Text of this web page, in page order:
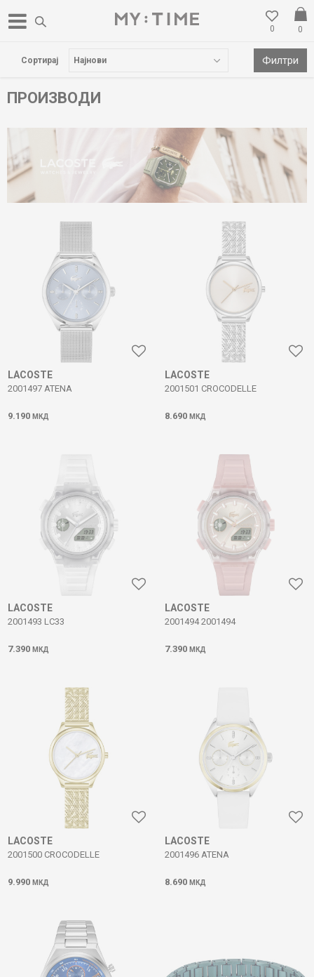
0
0
БЕСПЛАТНА ДОСТАВА НАД 3000 ден
ПРОИЗВОДИ
Сортирај Филтри
LACOSTE
2001497 ATENA
9.190 МКД
LACOSTE
2001501 CROCODELLE
8.690 МКД
LACOSTE
2001493 LC33
7.390 МКД
LACOSTE
2001494 2001494
7.390 МКД
LACOSTE
2001500 CROCODELLE
9.990 МКД
LACOSTE
2001496 ATENA
8.690 МКД